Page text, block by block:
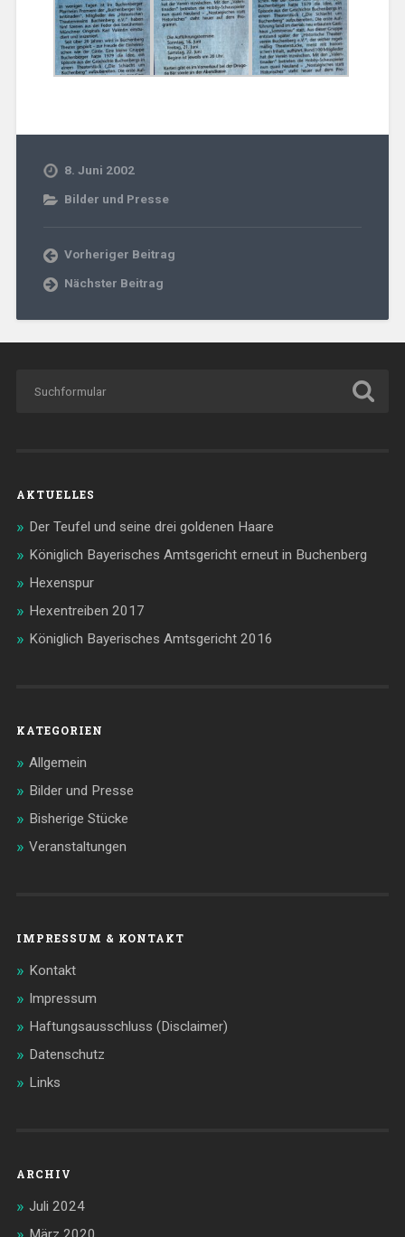
8. Juni 2002
Bilder und Presse
Vorheriger Beitrag
Nächster Beitrag
AKTUELLES
Der Teufel und seine drei goldenen Haare
Königlich Bayerisches Amtsgericht erneut in Buchenberg
Hexenspur
Hexentreiben 2017
Königlich Bayerisches Amtsgericht 2016
KATEGORIEN
Allgemein
Bilder und Presse
Bisherige Stücke
Veranstaltungen
IMPRESSUM & KONTAKT
Kontakt
Impressum
Haftungsausschluss (Disclaimer)
Datenschutz
Links
ARCHIV
Juli 2024